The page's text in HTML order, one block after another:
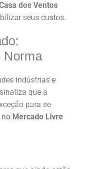
dos Ventos
seus custos.
Norma
indústrias e
sinaliza que a
para se
no Mercado Livre